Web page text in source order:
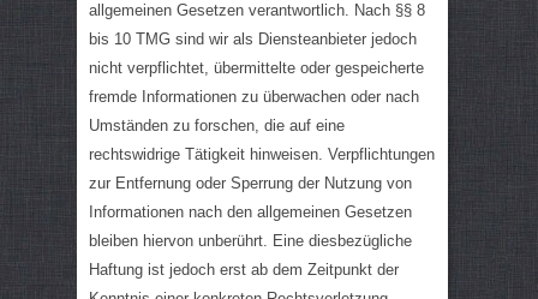
allgemeinen Gesetzen verantwortlich. Nach §§ 8
bis 10 TMG sind wir als Diensteanbieter jedoch
nicht verpflichtet, übermittelte oder gespeicherte
fremde Informationen zu überwachen oder nach
Umständen zu forschen, die auf eine
rechtswidrige Tätigkeit hinweisen. Verpflichtungen
zur Entfernung oder Sperrung der Nutzung von
Informationen nach den allgemeinen Gesetzen
bleiben hiervon unberührt. Eine diesbezügliche
Haftung ist jedoch erst ab dem Zeitpunkt der